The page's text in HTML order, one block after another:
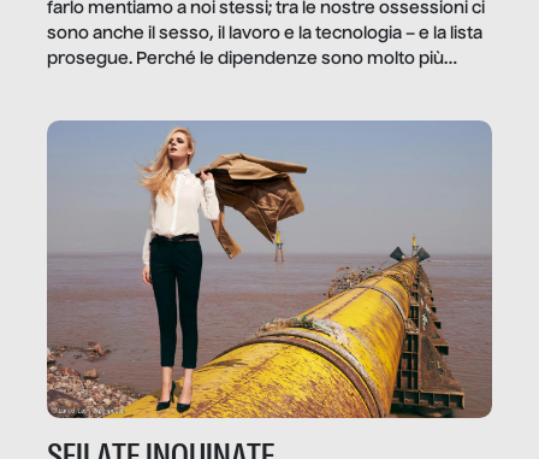
farlo mentiamo a noi stessi; tra le nostre ossessioni ci
sono anche il sesso, il lavoro e la tecnologia – e la lista
prosegue. Perché le dipendenze sono molto più
trae un guadagno. In questo reportage vediamo
quale e come.